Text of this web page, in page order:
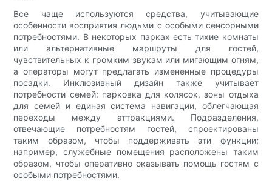
Все чаще используются средства, учитывающие
особенности восприятия людьми с особыми сенсорными
потребностями. В некоторых парках есть тихие комнаты
или альтернативные маршруты для гостей,
чувствительных к громким звукам или мигающим огням,
а операторы могут предлагать измененные процедуры
посадки. Инклюзивный дизайн также учитывает
потребности семей: парковка для колясок, зоны отдыха
для семей и единая система навигации, облегчающая
переходы между аттракциями. Подразделения,
отвечающие потребностям гостей, спроектированы
таким образом, чтобы поддерживать эти функции;
например, служебные помещения расположены таким
образом, чтобы оперативно оказывать помощь гостям с
особыми потребностями.